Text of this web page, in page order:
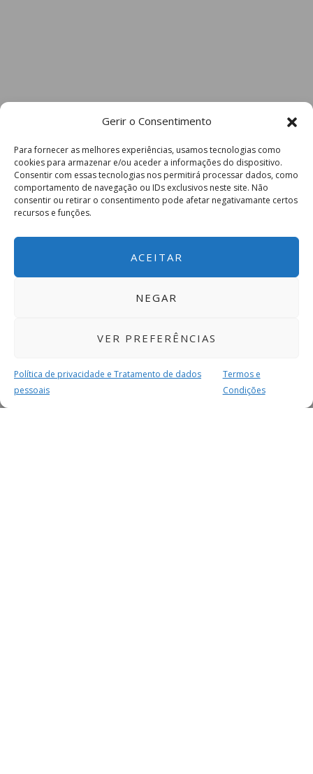
Gerir o Consentimento
Para fornecer as melhores experiências, usamos tecnologias como
cookies para armazenar e/ou aceder a informações do dispositivo.
Consentir com essas tecnologias nos permitirá processar dados, como
comportamento de navegação ou IDs exclusivos neste site. Não
consentir ou retirar o consentimento pode afetar negativamante certos
recursos e funções.
ACEITAR
NEGAR
VER PREFERÊNCIAS
Política de privacidade e Tratamento de dados
pessoais
Termos e
Condições